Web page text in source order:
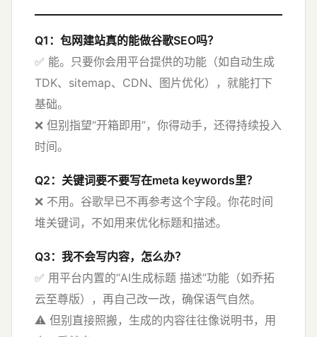
Q1：包网建站真的能做谷歌SEO吗？
✅ 能。只要你会用平台提供的功能（如自动生成
TDK、sitemap、CDN、图片优化），就能打下
基础。
❌ 但别指望“开箱即用”，你得动手，还得持续投入
时间。
Q2：关键词要不要写在meta keywords里？
❌ 不用。谷歌早已不再参考这个字段。你花时间
堆关键词，不如用来优化标题和描述。
Q3：我不会写内容，怎么办？
✅ 用平台内置的“AI生成标题 描述”功能（如乔拓
云至尊版），再自己改一改，确保语气自然。
⚠️ 但别直接照搬，生成的内容往往像说明书，用